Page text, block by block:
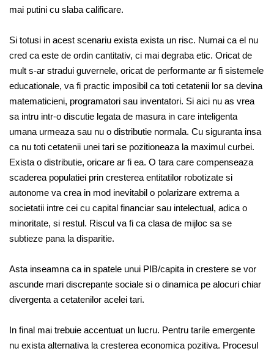
mai putini cu slaba calificare.
Si totusi in acest scenariu exista exista un risc. Numai ca el nu
cred ca este de ordin cantitativ, ci mai degraba etic. Oricat de
mult s-ar stradui guvernele, oricat de performante ar fi sistemele
educationale, va fi practic imposibil ca toti cetatenii lor sa devina
matematicieni, programatori sau inventatori. Si aici nu as vrea
sa intru intr-o discutie legata de masura in care inteligenta
umana urmeaza sau nu o distributie normala. Cu siguranta insa
ca nu toti cetatenii unei tari se pozitioneaza la maximul curbei.
Exista o distributie, oricare ar fi ea. O tara care compenseaza
scaderea populatiei prin cresterea entitatilor robotizate si
autonome va crea in mod inevitabil o polarizare extrema a
societatii intre cei cu capital financiar sau intelectual, adica o
minoritate, si restul. Riscul va fi ca clasa de mijloc sa se
subtieze pana la disparitie.
Asta inseamna ca in spatele unui PIB/capita in crestere se vor
ascunde mari discrepante sociale si o dinamica pe alocuri chiar
divergenta a cetatenilor acelei tari.
In final mai trebuie accentuat un lucru. Pentru tarile emergente
nu exista alternativa la cresterea economica pozitiva. Procesul